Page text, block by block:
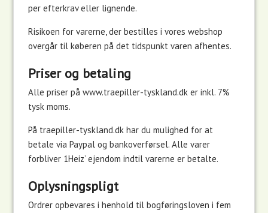
per efterkrav eller lignende.
Risikoen for varerne, der bestilles i vores webshop
overgår til køberen på det tidspunkt varen afhentes.
Priser og betaling
Alle priser på www.traepiller-tyskland.dk er inkl. 7%
tysk moms.
På traepiller-tyskland.dk har du mulighed for at
betale via Paypal og bankoverførsel. Alle varer
forbliver 1Heiz’ ejendom indtil varerne er betalte.
Oplysningspligt
Ordrer opbevares i henhold til bogføringsloven i fem